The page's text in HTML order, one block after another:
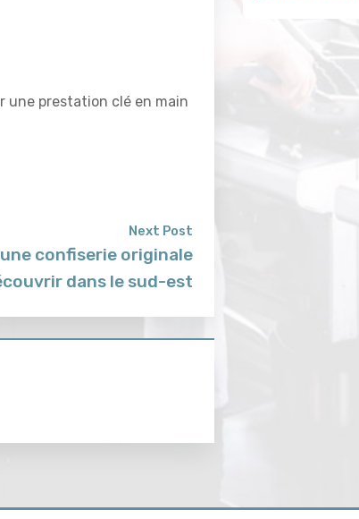
une prestation clé en main
Next Post
une confiserie originale
dans le sud-est